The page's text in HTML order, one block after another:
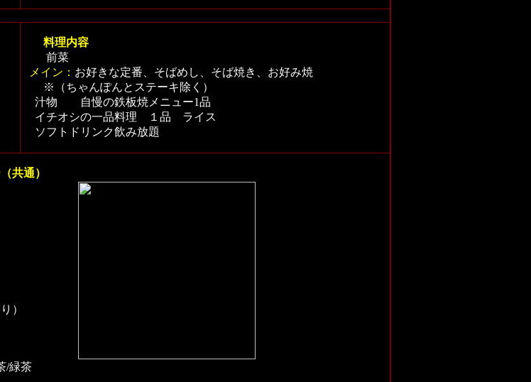
料理内容
前菜
メイン： お好きな定番、そばめし、そば焼き、お好み焼
※（ちゃんぽんとステーキ除く）
汁物 自慢の鉄板焼メニュー1品
イチオシの一品料理 １品 ライス
ソフトドリンク飲み放題
共通）
）
/緑茶